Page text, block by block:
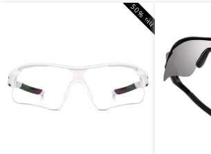
50% બંધ